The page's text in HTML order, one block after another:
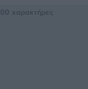
χαρακτήρες